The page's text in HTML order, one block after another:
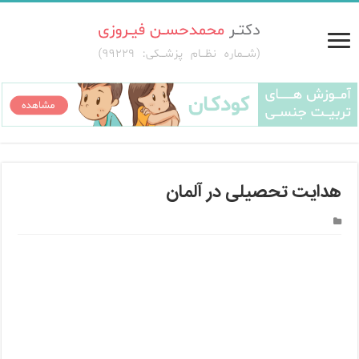
هدایت تحصیلی در آلمان